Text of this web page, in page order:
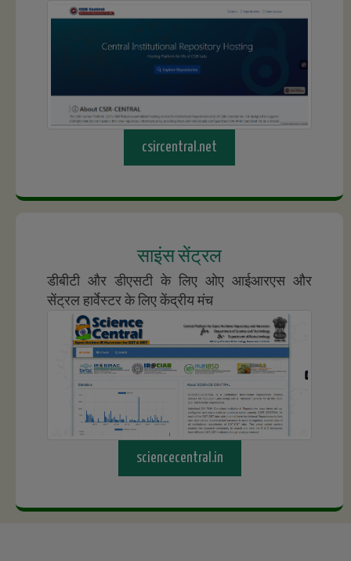
csircentral.net
साइंस सेंट्रल
डीबीटी और डीएसटी के लिए ओए आईआरएस और
सेंट्रल हार्वेस्टर के लिए केंद्रीय मंच
sciencecentral.in